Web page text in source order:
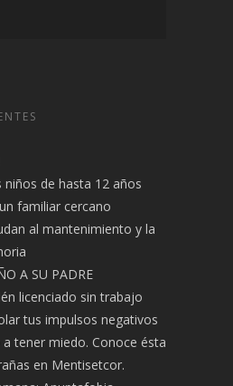
niños de hasta 12 años
familiar cercano
al mantenimiento y la
A SU PADRE
licenciado sin trabajo
tus impulsos negativos
tener miedo. Conoce ésta
en Mentisetcor.